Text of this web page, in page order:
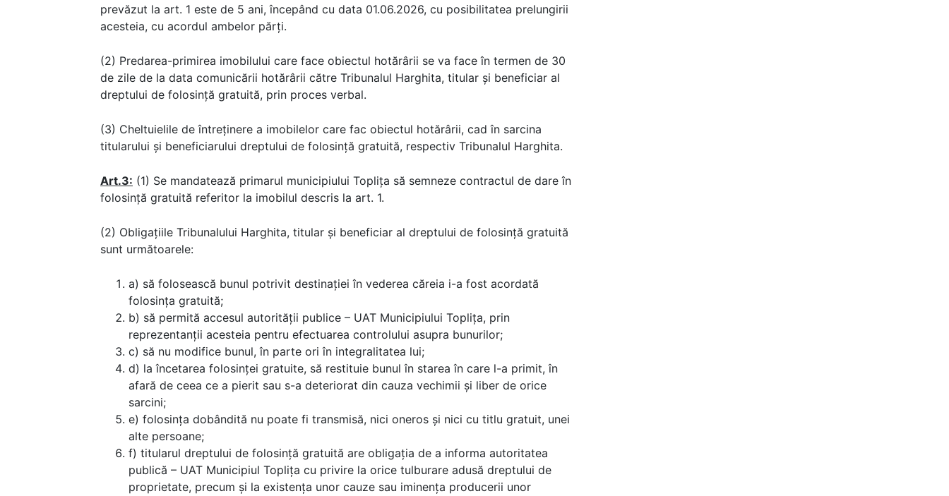
prevăzut la art. 1 este de 5 ani, începând cu data 01.06.2026, cu posibilitatea prelungirii
acesteia, cu acordul ambelor părți.
(2) Predarea-primirea imobilului care face obiectul hotărârii se va face în termen de 30
de zile de la data comunicării hotărârii către Tribunalul Harghita, titular și beneficiar al
dreptului de folosință gratuită, prin proces verbal.
(3) Cheltuielile de întreținere a imobilelor care fac obiectul hotărârii, cad în sarcina
titularului și beneficiarului dreptului de folosință gratuită, respectiv Tribunalul Harghita.
Art.3: (1) Se mandatează primarul municipiului Toplița să semneze contractul de dare în
folosință gratuită referitor la imobilul descris la art. 1.
(2) Obligațiile Tribunalului Harghita, titular și beneficiar al dreptului de folosință gratuită
sunt următoarele:
a) să folosească bunul potrivit destinaţiei în vederea căreia i-a fost acordată
folosinţa gratuită;
b) să permită accesul autorității publice – UAT Municipiului Toplița, prin
reprezentanții acesteia pentru efectuarea controlului asupra bunurilor;
c) să nu modifice bunul, în parte ori în integralitatea lui;
d) la încetarea folosinţei gratuite, să restituie bunul în starea în care l-a primit, în
afară de ceea ce a pierit sau s-a deteriorat din cauza vechimii şi liber de orice
sarcini;
e) folosinţa dobândită nu poate fi transmisă, nici oneros şi nici cu titlu gratuit, unei
alte persoane;
f) titularul dreptului de folosinţă gratuită are obligaţia de a informa autoritatea
publică – UAT Municipiul Toplița cu privire la orice tulburare adusă dreptului de
proprietate, precum şi la existenţa unor cauze sau iminenţa producerii unor